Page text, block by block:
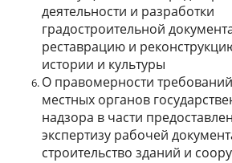
деятельности и разработки
градостроительной
реставрацию и
истории и культуры
О правомерности
местных органов
надзора в части
экспертизу рабочей
строительство зданий и